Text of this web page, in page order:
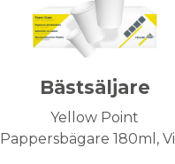
Bästsäljare
Yellow Point
Pappersbägare 180ml,